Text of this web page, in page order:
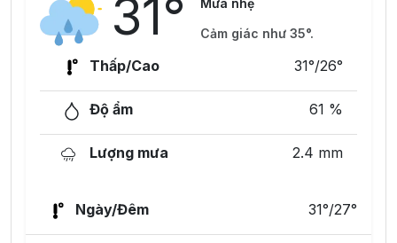
31°
Mưa nhẹ
Cảm giác như 35°.
Thấp/Cao 31°/26°
Độ ẩm 61 %
Lượng mưa 2.4 mm
Ngày/Đêm 31°/27°